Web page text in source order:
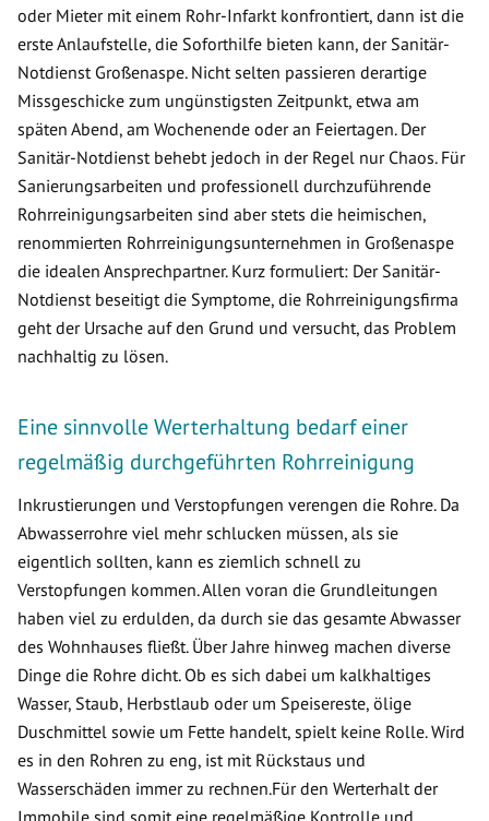
oder Mieter mit einem Rohr-Infarkt konfrontiert, dann ist die
erste Anlaufstelle, die Soforthilfe bieten kann, der Sanitär-
Notdienst Großenaspe. Nicht selten passieren derartige
Missgeschicke zum ungünstigsten Zeitpunkt, etwa am
späten Abend, am Wochenende oder an Feiertagen. Der
Sanitär-Notdienst behebt jedoch in der Regel nur Chaos. Für
Sanierungsarbeiten und professionell durchzuführende
Rohrreinigungsarbeiten sind aber stets die heimischen,
renommierten Rohrreinigungsunternehmen in Großenaspe
die idealen Ansprechpartner. Kurz formuliert: Der Sanitär-
Notdienst beseitigt die Symptome, die Rohrreinigungsfirma
geht der Ursache auf den Grund und versucht, das Problem
nachhaltig zu lösen.
Eine sinnvolle Werterhaltung bedarf einer
regelmäßig durchgeführten Rohrreinigung
Inkrustierungen und Verstopfungen verengen die Rohre. Da
Abwasserrohre viel mehr schlucken müssen, als sie
eigentlich sollten, kann es ziemlich schnell zu
Verstopfungen kommen. Allen voran die Grundleitungen
haben viel zu erdulden, da durch sie das gesamte Abwasser
des Wohnhauses fließt. Über Jahre hinweg machen diverse
Dinge die Rohre dicht. Ob es sich dabei um kalkhaltiges
Wasser, Staub, Herbstlaub oder um Speisereste, ölige
Duschmittel sowie um Fette handelt, spielt keine Rolle. Wird
es in den Rohren zu eng, ist mit Rückstaus und
Wasserschäden immer zu rechnen.Für den Werterhalt der